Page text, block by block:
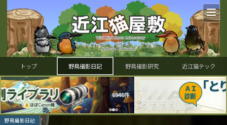
トップ 野鳥撮影日記 野鳥撮影研究 近江猫テック
野鳥撮影日記